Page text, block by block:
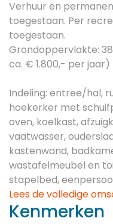
Verhuur en
toegestaan. Per
toegestaan.
Grondoppervlakte:
ca. € 1.800,- per jaar)
Indeling: entree/hal,
hoekerker met
oven, koelkast,
vaatwasser,
kastenwand,
wastafelmeubel en
stapelbed,
Lees de volledige
Kenmerken